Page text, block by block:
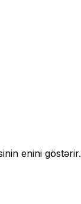
enini göstərir.